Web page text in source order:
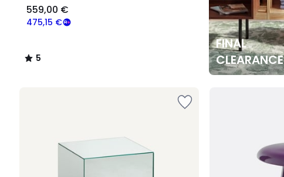
475,15 €
559,00 €
5
/
FINAL
CLEARANCE